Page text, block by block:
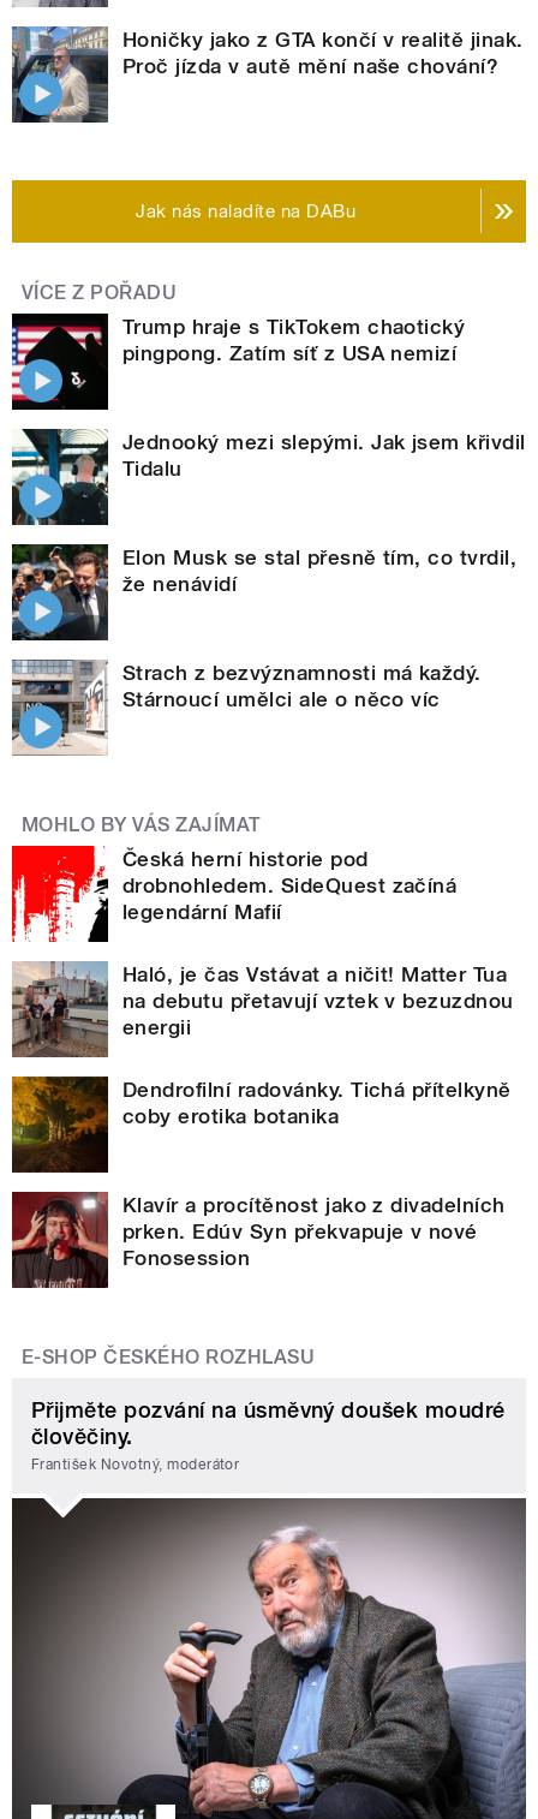
Honičky jako z GTA končí v realitě jinak.
Proč jízda v autě mění naše chování?
Jak nás naladíte na DABu
VÍCE Z POŘADU
Trump hraje s TikTokem chaotický
pingpong. Zatím síť z USA nemizí
Jednooký mezi slepými. Jak jsem křivdil
Tidalu
Elon Musk se stal přesně tím, co tvrdil,
že nenávidí
Strach z bezvýznamnosti má každý.
Stárnoucí umělci ale o něco víc
MOHLO BY VÁS ZAJÍMAT
Česká herní historie pod
drobnohledem. SideQuest začíná
legendární Mafií
Haló, je čas Vstávat a ničit! Matter Tua
na debutu přetavují vztek v bezuzdnou
energii
Dendrofilní radovánky. Tichá přítelkyně
coby erotika botanika
Klavír a procítěnost jako z divadelních
prken. Edúv Syn překvapuje v nové
Fonosession
E-SHOP ČESKÉHO ROZHLASU
Přijměte pozvání na úsměvný doušek moudré
člověčiny.
František Novotný, moderátor